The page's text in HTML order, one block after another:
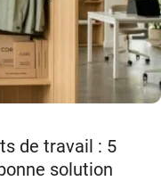
de travail : 5
solution